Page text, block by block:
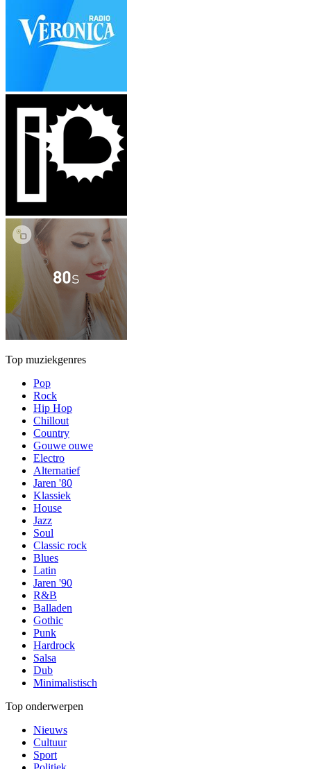
Top muziekgenres
Pop
Rock
Hip Hop
Chillout
Country
Gouwe ouwe
Electro
Alternatief
Jaren '80
Klassiek
House
Jazz
Soul
Classic rock
Blues
Latin
Jaren '90
R&B
Balladen
Gothic
Punk
Hardrock
Salsa
Dub
Minimalistisch
Top onderwerpen
Nieuws
Cultuur
Sport